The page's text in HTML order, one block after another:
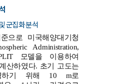
군집화 분석
으로 미국해양대기청
Administration,
모델을 이용하여
산하였다. 초기 고도는
하기 위해 10 m로